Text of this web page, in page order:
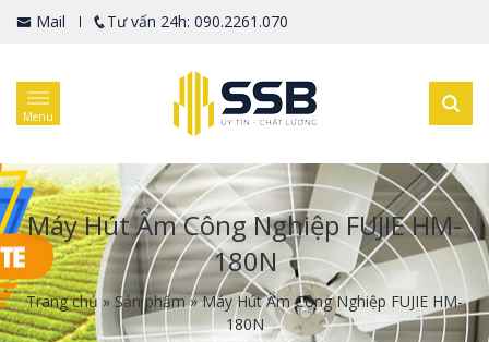
Mail Tư vấn 24h: 090.2261.070
Menu
Máy Hút Ẩm Công Nghiệp FUJIE HM-
180N
Trang chủ » Sản phẩm»Máy Hút Ẩm Công Nghiệp FUJIE HM-
180N